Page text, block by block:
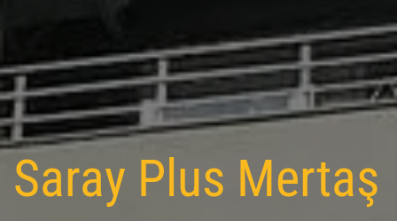
Saray Plus Mertaş